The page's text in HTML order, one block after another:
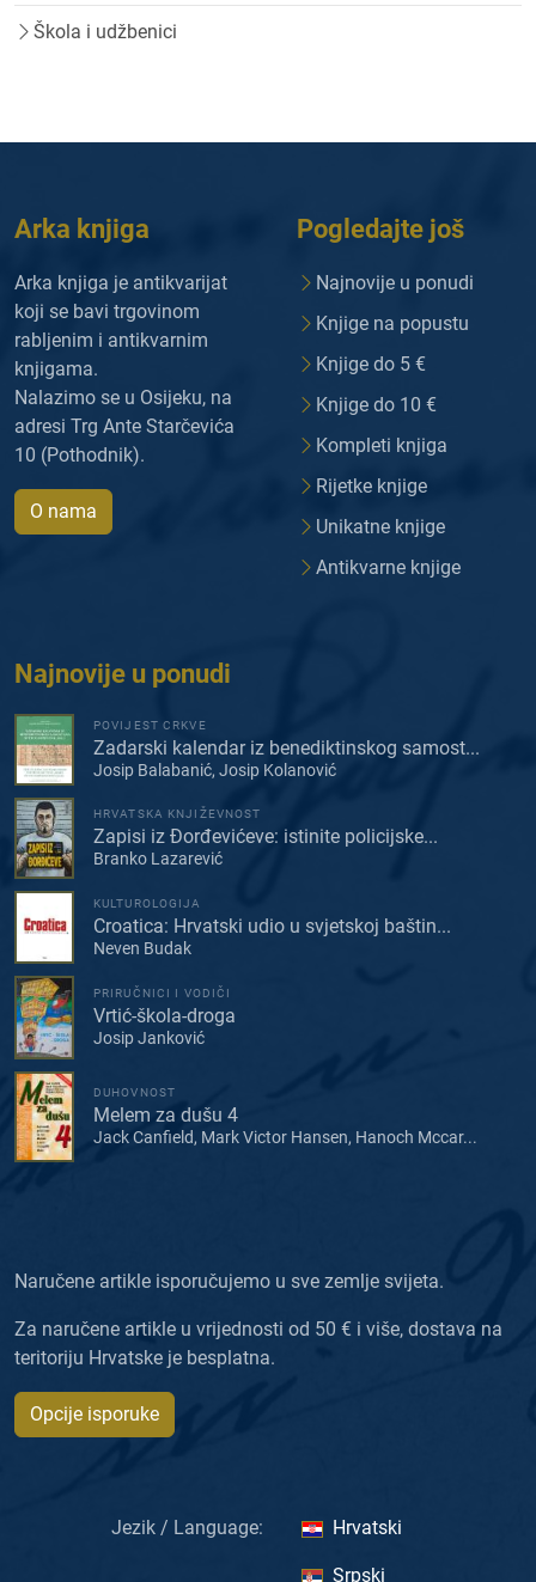
Škola i udžbenici
Arka knjiga
Arka knjiga je antikvarijat
koji se bavi trgovinom
rabljenim i antikvarnim
knjigama.
Nalazimo se u Osijeku, na
adresi Trg Ante Starčevića
10 (Pothodnik).
O nama
Pogledajte još
Najnovije u ponudi
Knjige na popustu
Knjige do 5 €
Knjige do 10 €
Kompleti knjiga
Rijetke knjige
Unikatne knjige
Antikvarne knjige
Najnovije u ponudi
POVIJEST CRKVE
Zadarski kalendar iz benediktinskog samost...
Josip Balabanić, Josip Kolanović
HRVATSKA KNJIŽEVNOST
Zapisi iz Đorđevićeve: istinite policijske...
Branko Lazarević
KULTUROLOGIJA
Croatica: Hrvatski udio u svjetskoj baštin...
Neven Budak
PRIRUČNICI I VODIČI
Vrtić-škola-droga
Josip Janković
DUHOVNOST
Melem za dušu 4
Jack Canfield, Mark Victor Hansen, Hanoch Mccar...
Naručene artikle isporučujemo u sve zemlje svijeta.
Za naručene artikle u vrijednosti od 50 € i više, dostava na
teritoriju Hrvatske je besplatna.
Opcije isporuke
Jezik / Language: Hrvatski
Srpski